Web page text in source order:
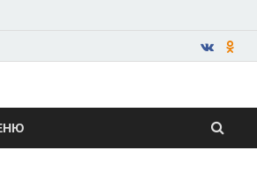
ForPost —
Авто